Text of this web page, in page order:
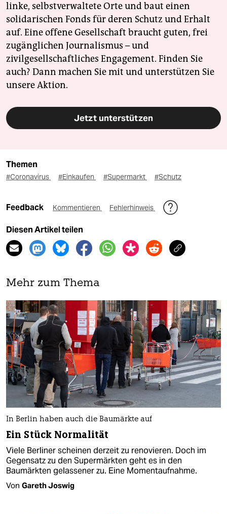
linke, selbstverwaltete Orte und baut einen
solidarischen Fonds für deren Schutz und Erhalt
auf. Eine offene Gesellschaft braucht guten, frei
zugänglichen Journalismus – und
zivilgesellschaftliches Engagement. Finden Sie
auch? Dann machen Sie mit und unterstützen Sie
unsere Aktion.
Jetzt unterstützen
Themen
#Coronavirus #Einkaufen #Supermarkt #Schutz
Feedback Kommentieren Fehlerhinweis
Diesen Artikel teilen
Mehr zum Thema
In Berlin haben auch die Baumärkte auf
Ein Stück Normalität
Viele Berliner scheinen derzeit zu renovieren. Doch im
Gegensatz zu den Supermärkten geht es in den
Baumärkten gelassener zu. Eine Momentaufnahme.
Von Gareth Joswig